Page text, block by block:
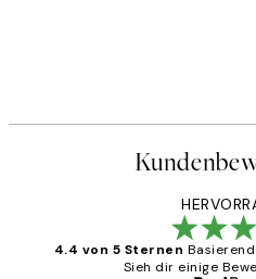
4.4 von 5 Sternen
Sieh dir einige